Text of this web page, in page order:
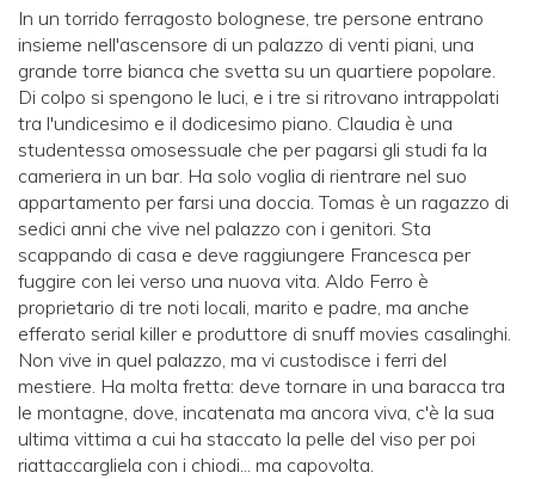
In un torrido ferragosto bolognese, tre persone entrano
insieme nell'ascensore di un palazzo di venti piani, una
grande torre bianca che svetta su un quartiere popolare.
Di colpo si spengono le luci, e i tre si ritrovano intrappolati
tra l'undicesimo e il dodicesimo piano. Claudia è una
studentessa omosessuale che per pagarsi gli studi fa la
cameriera in un bar. Ha solo voglia di rientrare nel suo
appartamento per farsi una doccia. Tomas è un ragazzo di
sedici anni che vive nel palazzo con i genitori. Sta
scappando di casa e deve raggiungere Francesca per
fuggire con lei verso una nuova vita. Aldo Ferro è
proprietario di tre noti locali, marito e padre, ma anche
efferato serial killer e produttore di snuff movies casalinghi.
Non vive in quel palazzo, ma vi custodisce i ferri del
mestiere. Ha molta fretta: deve tornare in una baracca tra
le montagne, dove, incatenata ma ancora viva, c'è la sua
ultima vittima a cui ha staccato la pelle del viso per poi
riattaccargliela con i chiodi... ma capovolta.